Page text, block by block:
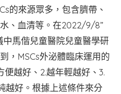
的來源眾多，包含臍帶、
、血清等。在2022/9/8”
中馬偕兒童醫院兒童醫學研
，MSCs外泌體臨床運用的
便越好、2.越年輕越好、3.
越好。根據上述條件來分